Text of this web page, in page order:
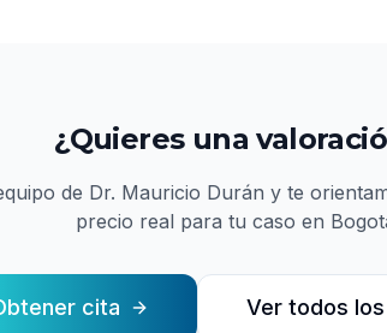
¿Quieres una
de Dr. Mauricio Durán y te
precio real para tu caso en
cita Ver todos